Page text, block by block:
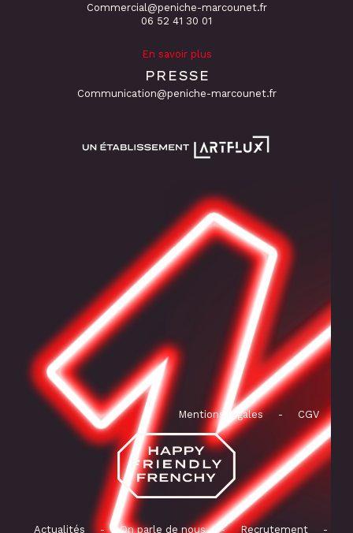
Commercial@peniche-marcounet.fr
06 52 41 30 01
En savoir plus
PRESSE
Communication@peniche-marcounet.fr
Mentions légales - CGV
Actualités - On parle de nous - Recrutement -